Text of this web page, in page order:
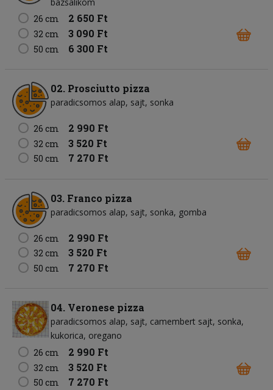
26 cm
2 650 Ft
32 cm 3 090 Ft
50 cm 6 300 Ft
02. Prosciutto pizza
paradicsomos alap sajt sonka
26 cm 2 990 Ft
32 cm 3 520 Ft
50 cm 7 270 Ft
03. Franco pizza
paradicsomos alap sajt sonka gomba
26 cm 2 990 Ft
32 cm 3 520 Ft
50 cm 7 270 Ft
04. Veronese pizza
paradicsomos alap sajt camembert sajt sonka
kukorica oregano
26 cm
2 990 Ft
32 cm 3 520 Ft
50 cm 7 270 Ft